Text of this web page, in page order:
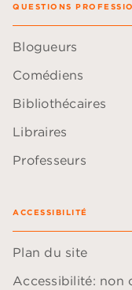
QUESTIONS
Blogueurs
Comédiens
Bibliothécaires
Libraires
Professeurs
ACCESSIBILITÉ
Plan du site
Accessibilité: non